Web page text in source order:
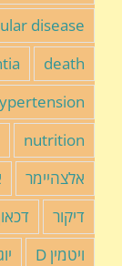
disease
death
nutrition
אלצהיימר
דיקור
ויטמין D